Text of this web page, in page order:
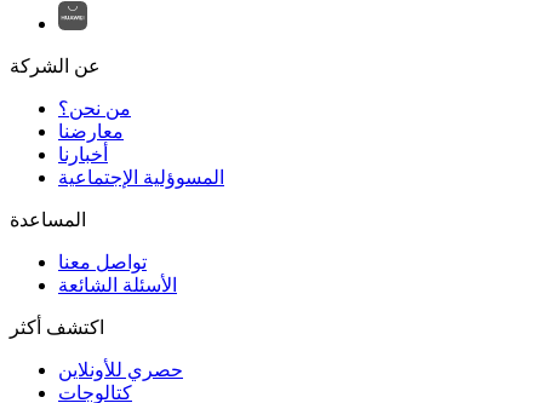
عن الشركة
من نحن؟
المسوؤلية الإجتماعية
تواصل معنا
الأسئلة الشائعة
اكتشف أكثر
حصري للأونلاين